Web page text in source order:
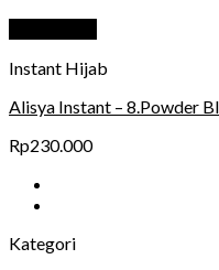
Instant Hijab
Alisya Instant – 8.Powder
Rp230.000
Kategori